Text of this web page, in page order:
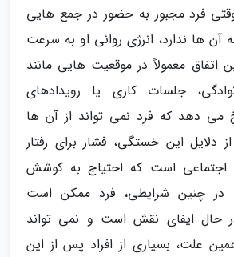
فرد مجبور به حضور در جمع هایی
آن ها ندارد، انرژی روانی او به سرعت
اتفاق معمولاً در موقعیت هایی مانند
جلسات کاری یا رویدادهای
می دهد که فرد نمی تواند از آن ها
دلایل این خستگی، فشار برای رفتار
اجتماعی است که احتیاج به کوشش
در چنین شرایطی، فرد ممکن است
حال ایفای نقش است و نمی تواند
علت، بسیاری از افراد پس از این